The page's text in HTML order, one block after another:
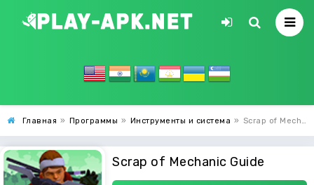
Главная » Программы » Инструменты и система » Scrap of Mechanic Guide
Scrap of Mechanic Guide